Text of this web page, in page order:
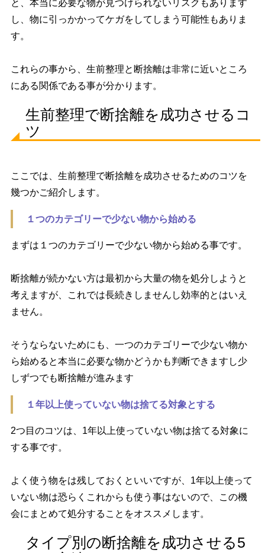
と、本当に必要な物が見つけられないリスクもあります
し、物に引っかかってケガをしてしまう可能性もありま
す。
これらの事から、生前整理と断捨離は非常に近いところ
にある関係である事が分かります。
生前整理で断捨離を成功させるコ
ツ
ここでは、生前整理で断捨離を成功させるためのコツを
幾つかご紹介します。
１つのカテゴリーで少ない物から始める
まずは１つのカテゴリーで少ない物から始める事です。
断捨離が続かない方は最初から大量の物を処分しようと
考えますが、これでは長続きしませんし効率的とはいえ
ません。
そうならないためにも、一つのカテゴリーで少ない物か
ら始めると本当に必要な物かどうかも判断できますし少
しずつでも断捨離が進みます
１年以上使っていない物は捨てる対象とする
2つ目のコツは、1年以上使っていない物は捨てる対象に
する事です。
よく使う物をは残しておくといいですが、1年以上使って
いない物は恐らくこれからも使う事はないので、この機
会にまとめて処分することをオススメします。
タイプ別の断捨離を成功させる5